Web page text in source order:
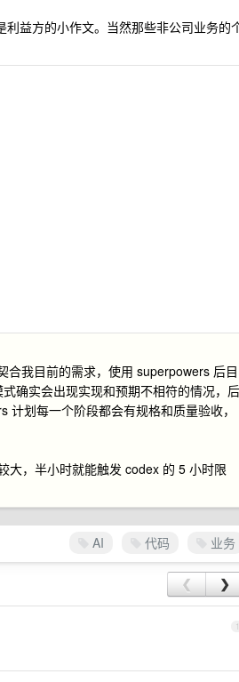
益方的小作文。当然那些非公司业务的
我目前的需求，使用 superpowers 后目
确实会出现实现和预期不相符的情况，后
划每一个阶段都会有规格和质量验收，
大，半小时就能触发 codex 的 5 小时限
AI 代码 业务
❮ ❯
1